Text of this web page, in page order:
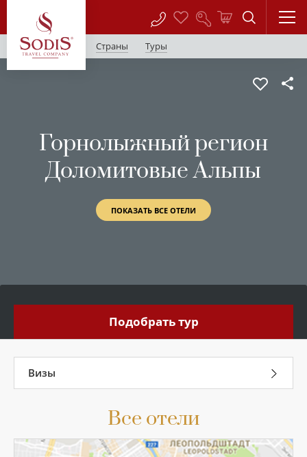
Страны Туры
Горнолыжный регион
Доломитовые Альпы
ПОКАЗАТЬ ВСЕ ОТЕЛИ
Подобрать
Подобрать тур
Все отели
Визы